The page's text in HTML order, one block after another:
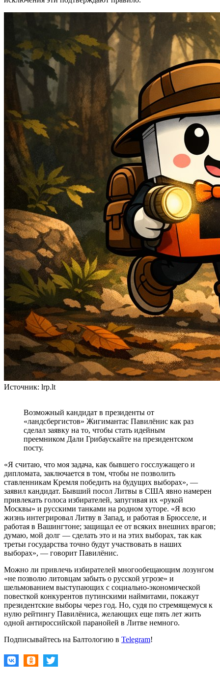
Источник: lrp.lt
Возможный кандидат в президенты от
«ландсбергистов» Жигимантас Павилёнис как раз
сделал заявку на то, чтобы стать идейным
преемником Дали Грибаускайте на президентском
посту.
«Я считаю, что моя задача, как бывшего госслужащего и
дипломата, заключается в том, чтобы не позволить
ставленникам Кремля победить на будущих выборах», —
заявил кандидат. Бывший посол Литвы в США явно намерен
привлекать голоса избирателей, запугивая их «рукой
Москвы» и русскими танками на родном хуторе. «Я всю
жизнь интегрировал Литву в Запад, и работая в Брюсселе, и
работая в Вашингтоне; защищал ее от всяких внешних врагов;
думаю, мой долг — сделать это и на этих выборах, так как
третьи государства точно будут участвовать в наших
выборах», — говорит Павилёнис.
Можно ли привлечь избирателей многообещающим лозунгом
«не позволю литовцам забыть о русской угрозе» и
шельмованием выступающих с социально-экономической
повесткой конкурентов путинскими наймитами, покажут
президентские выборы через год. Но, судя по стремящемуся к
нулю рейтингу Павилёниса, желающих еще пять лет жить
одной антироссийской паранойей в Литве немного.
Подписывайтесь на Балтологию в Telegram!